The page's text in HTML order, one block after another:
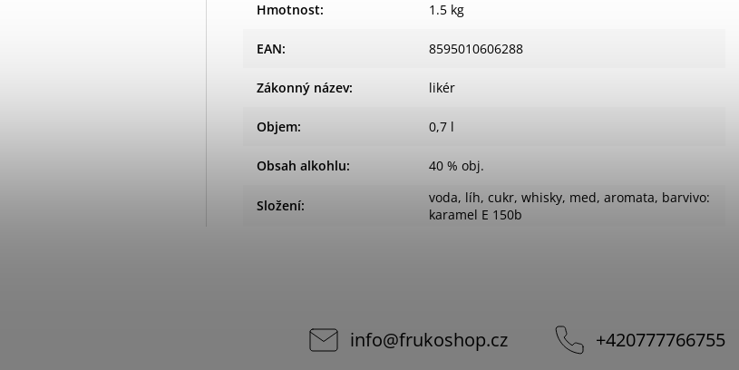
Hmotnost: 1.5 kg
EAN: 8595010606288
Zákonný název: likér
Objem: 0,7 l
Obsah alkohlu: 40 % obj.
Složení:
voda, líh, cukr, whisky, med, aromata, barvivo:
karamel E 150b
info@frukoshop.cz +420777766755